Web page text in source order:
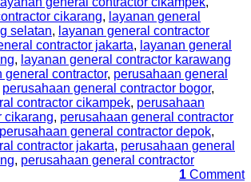
cikarang, layanan general
selatan, layanan general contractor
contractor jakarta, layanan general
, layanan general contractor karawang
general contractor, perusahaan general
perusahaan general contractor bogor,
contractor cikampek, perusahaan
cikarang, perusahaan general contractor
perusahaan general contractor depok,
contractor jakarta, perusahaan general
, perusahaan general contractor
1 Comment